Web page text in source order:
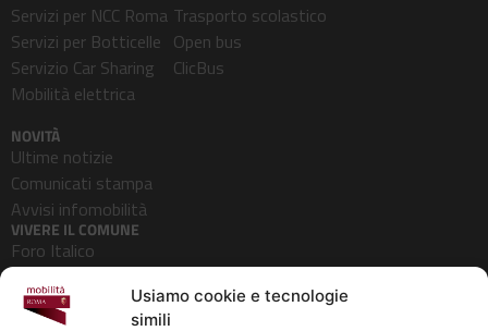
Usiamo cookie e tecnologie
simili
Servizi per NCC Roma
Servizi per Botticelle
Servizio Car Sharing
Mobilità elettrica
Trasporto scolastico
Open bus
ClicBus
NOVITÀ
Ultime notizie
Comunicati stampa
Avvisi infomobilità
VIVERE IL COMUNE
Foro Italico
Pedonalizzazioni
Aeroporti